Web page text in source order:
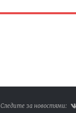
Следите за новостями: